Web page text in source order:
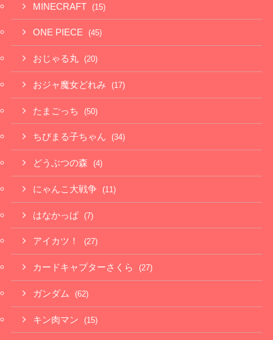
MINECRAFT (15)
ONE PIECE (45)
おじゃる丸 (20)
おジャ魔女どれみ (17)
たまごっち (50)
ちびまる子ちゃん (34)
どうぶつの森 (4)
にゃんこ大戦争 (11)
はなかっぱ (7)
アイカツ！ (27)
カードキャプターさくら (27)
ガンダム (62)
キン肉マン (15)